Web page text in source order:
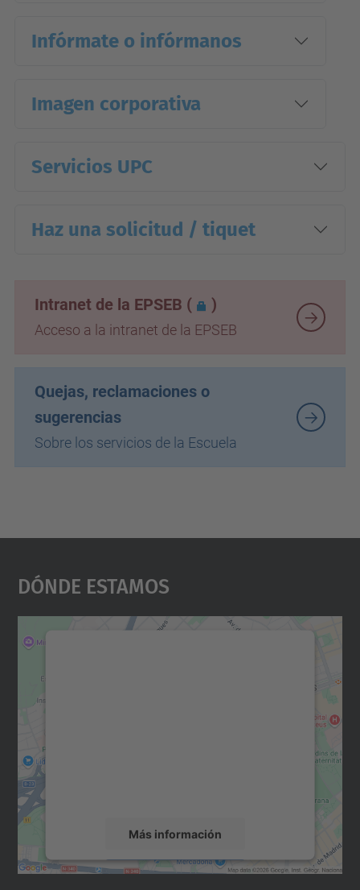
Infórmate o infórmanos
Imagen corporativa
Servicios UPC
Haz una solicitud / tiquet
Intranet de la EPSEB ( )
Acceso a la intranet de la EPSEB
Quejas, reclamaciones o
sugerencias
Sobre los servicios de la Escuela
Dónde Estamos
Más información
Aceptar